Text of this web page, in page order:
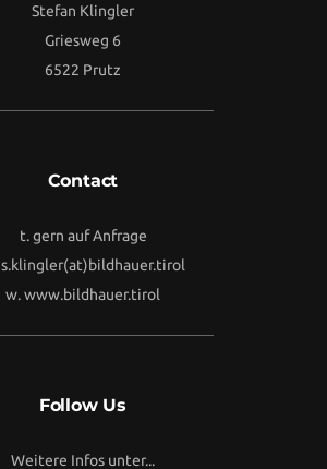
Stefan Klingler
Griesweg 6
6522 Prutz
Contact
t. gern auf Anfrage
s.klingler(at)bildhauer.tirol
w.www.bildhauer.tirol
Follow Us
Weitere Infos unter...